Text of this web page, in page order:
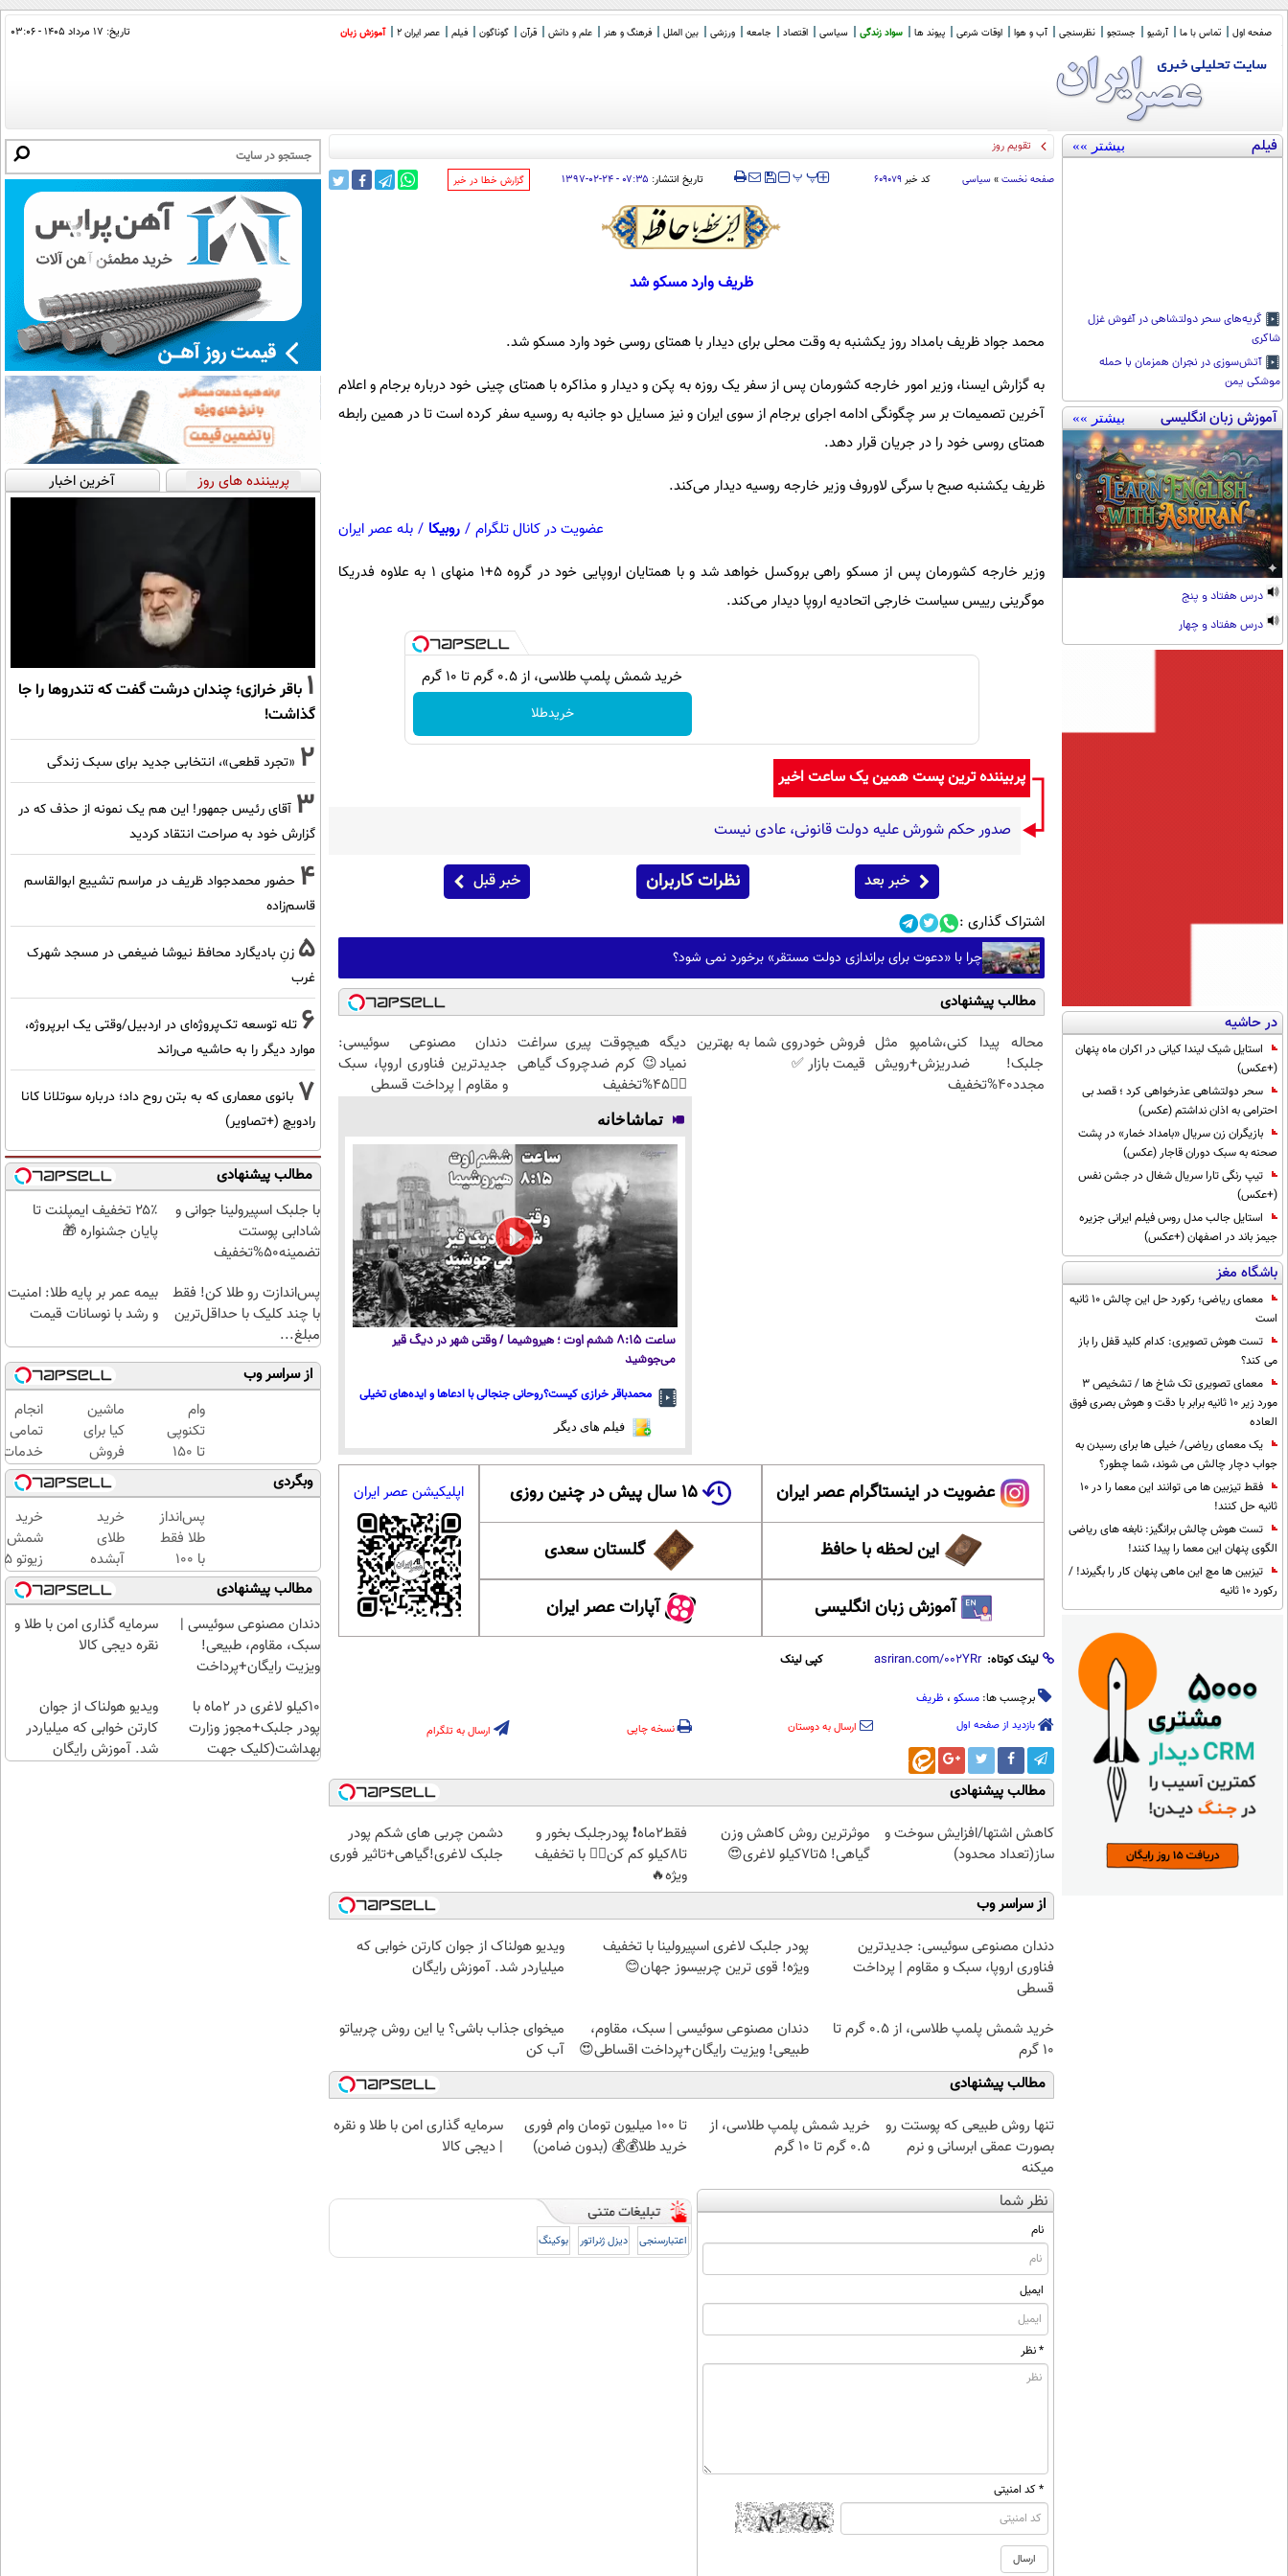
صفحه اول تماس با ما آرشیو جستجو نظرسنجی آب و هوا اوقات شرعی پیوند ها سواد زندگی سیاسی اقتصاد جامعه ورزشی بین الملل فرهنگ و هنر علم و دانش قرآن گوناگون فیلم عصر ایران 2 آموزش زبان تاریخ: ۱۷ مرداد ۱۴۰۵ - ۰۳:۰۶
فیلم بیشتر »»
گریه‌های سحر دولتشاهی در آغوش غزل
شاکری
آتش‌سوزی در نجران همزمان با حمله
موشکی یمن
آموزش زبان انگلیسی بیشتر »»
درس هفتاد و پنج
درس هفتاد و چهار
در حاشیه
استایل شیک لیندا کیانی در اکران ماه پنهان
(+عکس)
سحر دولتشاهی عذرخواهی کرد ؛ قصد بی
احترامی به اذان نداشتم (عکس)
بازیگران زن سریال «بامداد خمار» در پشت
صحنه به سبک دوران قاجار (عکس)
تیپ رنگی تارا سریال شغال در جشن نفس
(+عکس)
استایل جالب مدل روس فیلم ایرانی جزیره
جیمز باند در اصفهان (+عکس)
باشگاه مغز
معمای ریاضی؛ رکورد حل این چالش 10 ثانیه
است
تست هوش تصویری: کدام کلید قفل را باز
می کند؟
معمای تصویری تک شاخ ها / تشخیص 3
مورد زیر 10 ثانیه برابر با دقت و هوش بصری فوق
العاده
یک معمای ریاضی/ خیلی ها برای رسیدن به
جواب دچار چالش می شوند، شما چطور؟
فقط تیزبین ها می توانند این معما را در 10
ثانیه حل کنند!
تست هوش چالش برانگیز: نابغه های ریاضی
الگوی پنهان این معما را پیدا کنند!
تیزبین ها مچ این ماهی پنهان کار را بگیرند! /
رکورد 10 ثانیه
تقویم روز
صفحه نخست » سیاسی کد خبر۶۰۹۰۷۹ ‍‍‍ پ پ تاریخ انتشار: ۰۷:۳۵ - ۲۴-۰۲-۱۳۹۷ ‌گزارش خطا در خبر
ظریف وارد مسکو شد
محمد جواد ظریف بامداد روز یکشنبه به وقت محلی برای دیدار با همتای روسی خود وارد مسکو شد.
به گزارش ایسنا، وزیر امور خارجه کشورمان پس از سفر یک روزه به پکن و دیدار و مذاکره با همتای چینی خود درباره برجام و اعلام
آخرین تصمیمات بر سر چگونگی ادامه اجرای برجام از سوی ایران و نیز مسایل دو جانبه به روسیه سفر کرده است تا در همین رابطه
همتای روسی خود را در جریان قرار دهد.
ظریف یکشنبه صبح با سرگی لاوروف وزیر خارجه روسیه دیدار می‌کند.
عضویت در کانال تلگرام / روبیکا / بله عصر ایران
وزیر خارجه کشورمان پس از مسکو راهی بروکسل خواهد شد و با همتایان اروپایی خود در گروه ۵+۱ منهای ۱ به علاوه فدریکا
موگرینی رییس سیاست خارجی اتحادیه اروپا دیدار می‌کند.
خرید شمش پلمپ طلاسی، از ۰.۵ گرم تا ۱۰ گرم
خریدطلا
پربیننده ترین پست همین یک ساعت اخیر
صدور حکم شورش علیه دولت قانونی، عادی نیست
خبر بعد نظرات کاربران خبر قبل
اشتراک گذاری :
چرا با «دعوت برای براندازی دولت مستقر» برخورد نمی شود؟
مطالب پیشنهادی
محاله پیدا کنی،شامپو مثل
جلبک! ضدریزش+رویش
مجدد40%تخفیف
فروش خودروی شما به بهترین
قیمت بازار ✅
دیگه هیچوقت پیری سراغت
نمیاد😉 کرم ضدچروک گیاهی
👈🏻45%تخفیف
دندان مصنوعی سوئیسی:
جدیدترین فناوری اروپا، سبک
و مقاوم | پرداخت قسطی
تماشاخانه
ساعت ۸:۱۵ ششم اوت ؛ هیروشیما / وقتی شهر در دیگ قیر
می‌جوشید
محمدباقر خرازی کیست؟روحانی جنجالی با ادعاها و ایده‌های تخیلی
فیلم های دیگر
عضویت در اینستاگرام عصر ایران ۱۵ سال پیش در چنین روزی
این لحظه با حافظ گلستان سعدی
آموزش زبان انگلیسی آپارات عصر ایران
اپلیکیشن عصر ایران
لینک کوتاه: کپی لینک
برچسب ها: مسکو ، ظریف
بازدید از صفحه اول ارسال به دوستان نسخه چاپی ارسال به تلگرام
مطالب پیشنهادی
کاهش اشتها/افزایش سوخت و
ساز(تعداد محدود)
موثرترین روش کاهش وزن
گیاهی! 5تا۷کیلو لاغری😍
فقط2ماه❗ پودرجلبک بخور و
تا8کیلو کم کن👌🏻 با تخفیف
ویژه🔥
دشمن چربی های شکم پودر
جلبک لاغری!گیاهی+تاثیر فوری
از سراسر وب
دندان مصنوعی سوئیسی: جدیدترین
فناوری اروپا، سبک و مقاوم | پرداخت
قسطی
پودر جلبک لاغری اسپیرولینا با تخفیف
ویژه! قوی ترین چربیسوز جهان😊
ویدیو هولناک از جوان کارتن خوابی که
میلیاردر شد. آموزش رایگان
خرید شمش پلمپ طلاسی، از ۰.۵ گرم تا
۱۰ گرم
دندان مصنوعی سوئیسی | سبک، مقاوم،
طبیعی! ویزیت رایگان+پرداخت اقساطی😍
میخوای جذاب باشی؟ یا این روش چربیاتو
آب کن
مطالب پیشنهادی
تنها روش طبیعی که پوستت رو
بصورت عمقی ابرسانی و نرم
میکنه
خرید شمش پلمپ طلاسی، از
۰.۵ گرم تا ۱۰ گرم
تا 100 میلیون تومان وام فوری
خرید طلا💰💰 (بدون ضامن)
سرمایه گذاری امن با طلا و نقره
| دیجی کالا
نظر شما
نام
ایمیل
* نظر
* کد امنیتی
اعتبارسنجی دیزل ژنراتور بوکینگ
پربیننده های روز آخرین اخبار
1 باقر خرازی؛ چندان درشت گفت که تندروها را جا
گذاشت!
2 «تجرد قطعی»، انتخابی جدید برای سبک زندگی
3 آقای رئیس جمهور! این هم یک نمونه از حذف که در
گزارش خود به صراحت انتقاد کردید
4 حضور محمدجواد ظریف در مراسم تشییع ابوالقاسم
قاسم‌زاده
5 زنِ بادیگارد محافظ نیوشا ضیغمی در مسجد شهرک
غرب
6 تله توسعه تک‌پروژه‌ای در اردبیل/وقتی یک ابرپروژه،
موارد دیگر را به حاشیه می‌راند
7 بانوی معماری که به بتن روح داد؛ درباره سوتلانا کانا
رادویچ (+تصاویر)
مطالب پیشنهادی
با جلبک اسپیرولینا جوانی و
شادابی پوستت
تضمینه50%تخفیف
۲۵٪ تخفیف ایمپلنت تا
پایان جشنواره 🎁
پس‌اندازت رو طلا کن! فقط
با چند کلیک با حداقل‌ترین
مبلغ...
بیمه عمر بر پایه طلا: امنیت
و رشد با نوسانات قیمت
از سراسر وب
وام
تکنوپی
تا ۱۵۰
میلیون؛
بدون
ضامن،
بدون
دردسر
ماشین
کیا برای
فروش
گذاشتی؟
فقط در
یک‌روز با
بفروشش
انجام
تمامی
خدمات
در محل
با یدک
دات
وبگردی
پس‌انداز
طلا فقط
با ۱۰۰
هزارتومان
(امن و
راحت)
خرید
طلای
آبشده
حتی با
۱۰۰هزارتومان
خرید
شمش
گرمی
عیار
| ضد
مطالب پیشنهادی
دندان مصنوعی سوئیسی |
سبک، مقاوم، طبیعی!
ویزیت رایگان+پرداخت
سرمایه گذاری امن با طلا و
نقره دیجی کالا
10کیلو لاغری در 2ماه با
پودر جلبک+مجوز وزارت
بهداشت(کلیک جهت
ویدیو هولناک از جوان
کارتن خوابی که میلیاردر
شد. آموزش رایگان